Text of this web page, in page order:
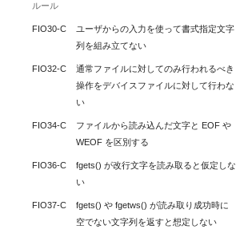
ルール
FIO30-C
ユーザからの入力を使って書式指定文字
列を組み立てない
FIO32-C
通常ファイルに対してのみ行われるべき
操作をデバイスファイルに対して行わな
い
FIO34-C
ファイルから読み込んだ文字と EOF や
WEOF を区別する
FIO36-C
fgets() が改行文字を読み取ると仮定しな
い
FIO37-C
fgets() や fgetws() が読み取り成功時に
空でない文字列を返すと想定しない